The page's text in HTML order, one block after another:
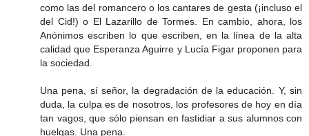
como las del romancero o los cantares de gesta (¡incluso el
del Cid!) o El Lazarillo de Tormes. En cambio, ahora, los
Anónimos escriben lo que escriben, en la línea de la alta
calidad que Esperanza Aguirre y Lucía Figar proponen para
la sociedad.
Una pena, sí señor, la degradación de la educación. Y, sin
duda, la culpa es de nosotros, los profesores de hoy en día
tan vagos, que sólo piensan en fastidiar a sus alumnos con
huelgas. Una pena.